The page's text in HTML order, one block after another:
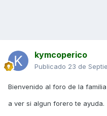
kymcoperico
Publicado 23 de
Bienvenido al foro de la
a ver si algun forero te ayuda.